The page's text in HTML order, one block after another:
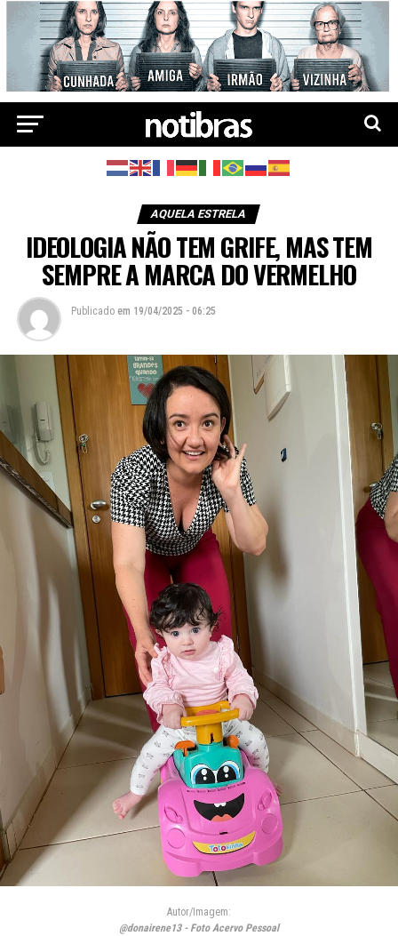
AQUELA ESTRELA
IDEOLOGIA NÃO TEM GRIFE, MAS TEM
SEMPRE A MARCA DO VERMELHO
Publicado em 19/04/2025 - 06:25
Autor/Imagem:
@donairene13 - Foto Acervo Pessoal